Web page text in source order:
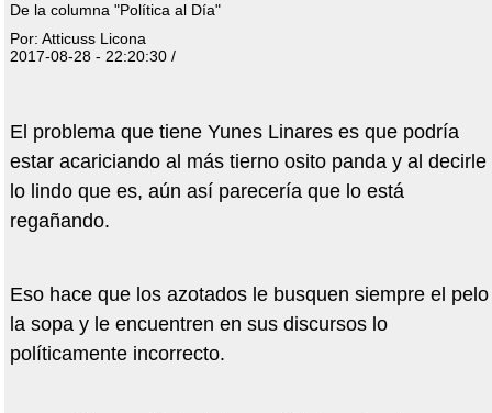
De la columna "Política al Día"
Por: Atticuss Licona
2017-08-28 - 22:20:30 /
El problema que tiene Yunes Linares es que podría
estar acariciando al más tierno osito panda y al decirle
lo lindo que es, aún así parecería que lo está
regañando.
Eso hace que los azotados le busquen siempre el pelo
la sopa y le encuentren en sus discursos lo
políticamente incorrecto.